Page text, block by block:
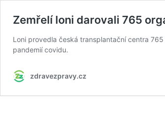
Zemřelí loni darovali 765
Loni provedla česká transplantační centra
pandemií covidu.
zdravezpravy.cz